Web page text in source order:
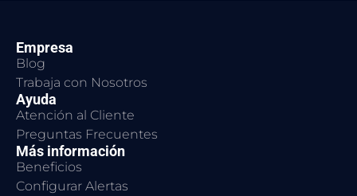
Empresa
Blog
Trabaja con Nosotros
Ayuda
Atención al Cliente
Preguntas Frecuentes
Más información
Beneficios
Configurar Alertas